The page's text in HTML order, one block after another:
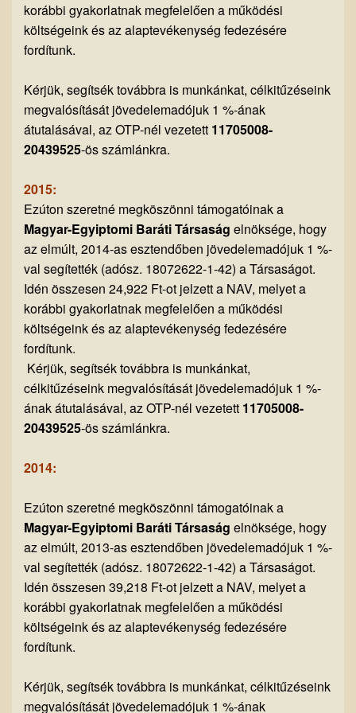
korábbi gyakorlatnak megfelelően a működési
költségeink és az alaptevékenység fedezésére
fordítunk.
Kérjük, segítsék továbbra is munkánkat, célkitűzéseink
megvalósítását jövedelemadójuk 1 %-ának
átutalásával, az OTP-nél vezetett 11705008-
20439525-ös számlánkra.
2015:
Ezúton szeretné megköszönni támogatóinak a
Magyar-Egyiptomi Baráti Társaság elnöksége, hogy
az elmúlt, 2014-as esztendőben jövedelemadójuk 1 %-
val segítették (adósz. 18072622-1-42) a Társaságot.
Idén összesen 24,922 Ft-ot jelzett a NAV, melyet a
korábbi gyakorlatnak megfelelően a működési
költségeink és az alaptevékenység fedezésére
fordítunk.
Kérjük, segítsék továbbra is munkánkat,
célkitűzéseink megvalósítását jövedelemadójuk 1 %-
ának átutalásával, az OTP-nél vezetett 11705008-
20439525-ös számlánkra.
2014:
Ezúton szeretné megköszönni támogatóinak a
Magyar-Egyiptomi Baráti Társaság elnöksége, hogy
az elmúlt, 2013-as esztendőben jövedelemadójuk 1 %-
val segítették (adósz. 18072622-1-42) a Társaságot.
Idén összesen 39,218 Ft-ot jelzett a NAV, melyet a
korábbi gyakorlatnak megfelelően a működési
költségeink és az alaptevékenység fedezésére
fordítunk.
Kérjük, segítsék továbbra is munkánkat, célkitűzéseink
megvalósítását jövedelemadójuk 1 %-ának